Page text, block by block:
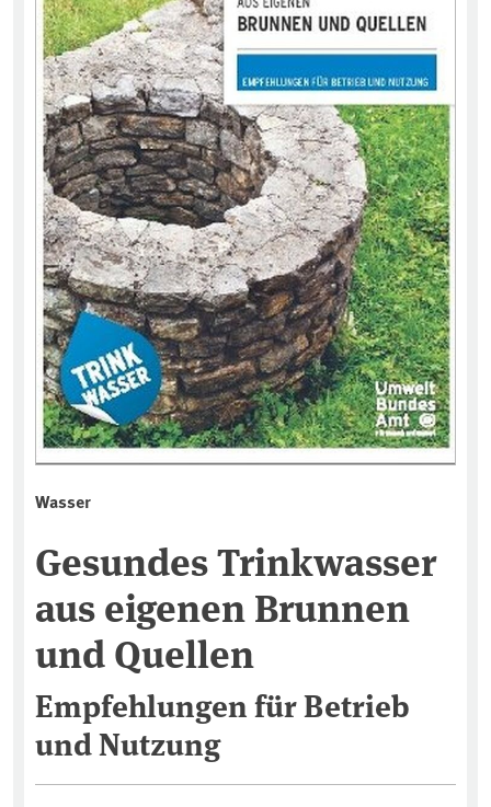
Wasser
Gesundes Trinkwasser
aus eigenen Brunnen
und Quellen
Empfehlungen für Betrieb
und Nutzung